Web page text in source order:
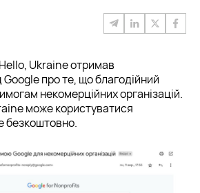
Ukraine отримав
Google про те, що благодійний
некомерційних організацій.
може користуватися
безкоштовно.